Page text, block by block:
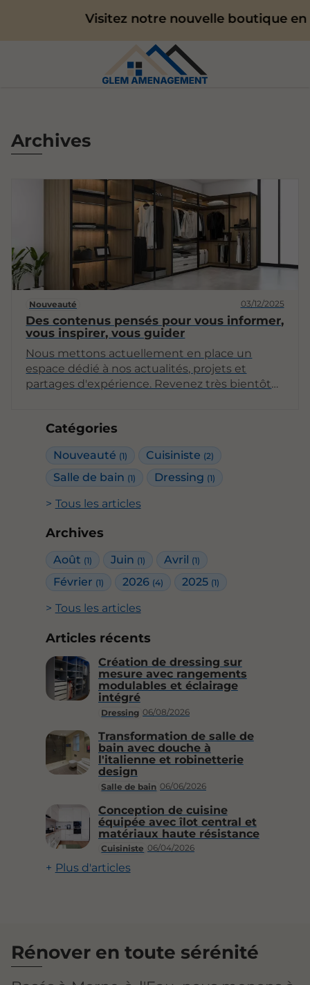
Visitez notre nouvelle boutique en
Catégories
Nouveauté (1) Cuisiniste (2)
Salle de bain (1) Dressing (1)
Tous les articles
Archives
Août (1) Juin (1) Avril (1)
Février (1) 2026 (4) 2025 (1)
Tous les articles
Articles récents
Dressing 06/08/2026
Création de dressing sur
mesure avec rangements
modulables et éclairage
intégré
Salle de bain 06/06/2026
Transformation de salle de
bain avec douche à
l'italienne et robinetterie
design
Cuisiniste 06/04/2026
Conception de cuisine
équipée avec îlot central et
matériaux haute résistance
Plus d'articles
Archives
Nouveauté 03/12/2025
Des contenus pensés pour vous informer,
vous inspirer, vous guider
Nous mettons actuellement en place un
espace dédié à nos actualités, projets et
partages d'expérience. Revenez très bientôt
Rénover en toute sérénité